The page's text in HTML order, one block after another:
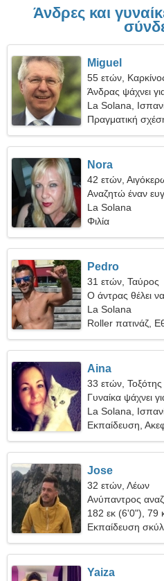
Άνδρες και
Miguel
55 ετών,
Άνδρας ψάχνει
La Solana,
Πραγματική
Nora
42 ετών,
Αναζητώ έναν
La Solana
Φιλία
Pedro
31 ετών, Ταύρος
Ο άντρας θέλει
La Solana
Roller πατινάζ,
Aina
33 ετών, Τοξότης
Γυναίκα ψάχνει
La Solana,
Εκπαίδευση,
Jose
32 ετών, Λέων
Ανύπαντρος
182 εκ (6'0"), 79
Εκπαίδευση
Yaiza